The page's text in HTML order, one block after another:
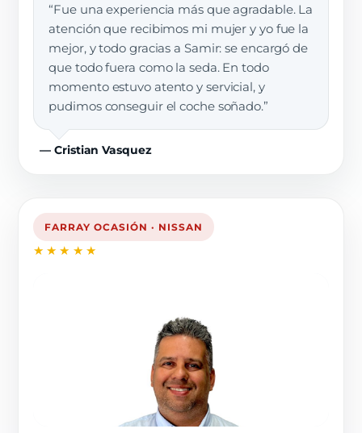
“Fue una experiencia más que agradable. La
atención que recibimos mi mujer y yo fue la
mejor, y todo gracias a Samir: se encargó de
que todo fuera como la seda. En todo
momento estuvo atento y servicial, y
pudimos conseguir el coche soñado.”
— Cristian Vasquez
FARRAY OCASIÓN · NISSAN
★★★★★